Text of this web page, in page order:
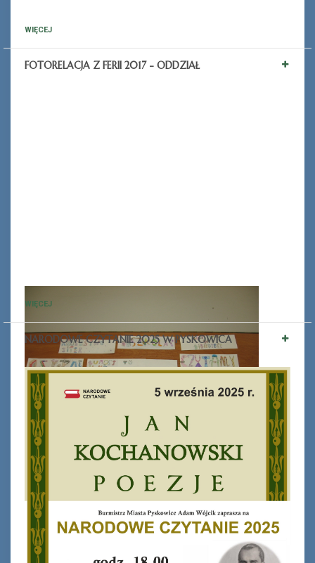
WIĘCEJ
FOTORELACJA Z FERII 2017 - ODDZIAŁ
Ferie_2017_ODD_1.JPG
WIĘCEJ
NARODOWE CZYTANIE 2025 W PYSKOWICA